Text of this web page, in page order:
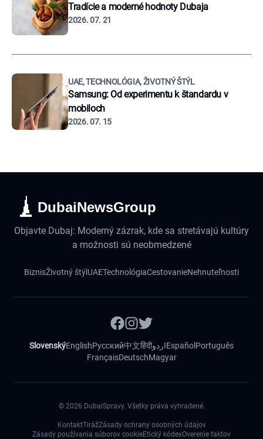
Tradície a moderné hodnoty Dubaja
2026. 07. 21
UAE, TECHNOLÓGIA, ŽIVOTNÝ ŠTÝL
Samsung: Od experimentu k štandardu v
mobiloch
2026. 07. 15
DubaiNewsGroup
Objavte Dubaj: Moderný zázrak, kde sa stretávajú kultúry
a možnosti sú neobmedzené
BiznisŽivotný štýl UAETechnológiaCestovanieNehnuteľnosti
SlovenskýEnglishРусский中文हिंदीاردوEspañol Português
FrançaisDeutschMagyar
© 2026 DubaiSpravy. Všetky práva vyhradené.
KontaktTirážZásady ochrany osobných údajov
Zásady používania súborov cookieEtický kódexOverenie faktov